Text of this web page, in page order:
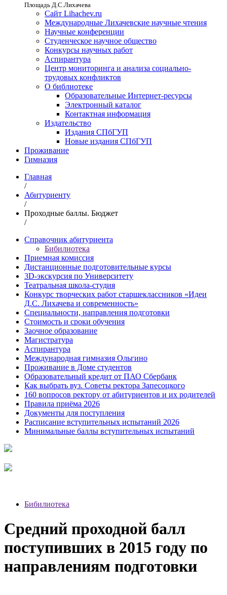
Площадь Д.С.Лихачева
Сайт Lihachev.ru
Международные Лихачевские научные чтения
Научные конференции
Студенческое научное общество
Конкурсы научных работ
Аспирантура
Центр мониторинга и анализа социально-
трудовых конфликтов
О библиотеке
Образовательные Интернет-ресурсы
Электронный каталог
Контактная информация
Издательство
Издания СПбГУП
Новые издания СПбГУП
Проживание
Гимназия
Главная
/
Абитуриенту
/
Проходные баллы. Бюджет
/
Справочник абитуриента
Бибилиотека
Приемная комиссия
Дистанционные подготовительные курсы
3D-экскурсия по Университету
Театральная школа-студия
Конкурс творческих работ cтаршеклассников «Идеи
Д.С. Лихачева и современность»
Специальности, направления подготовки
Стоимость и сроки обучения
Заочное образование
Магистратура
Аспирантура
Международная гимназия Ольгино
Проживание в Доме студентов
Образовательный кредит от ПАО Сбербанк
Как выбрать вуз. Советы ректора Запесоцкого
160 вопросов ректору от абитуриентов и их родителей
Правила приёма 2026
Документы для поступления
Расписание вступительных испытаний 2026
Минимальные баллы вступительных испытаний
Бибилиотека
Средний проходной балл
поступивших в 2015 году по
направлениям подготовки